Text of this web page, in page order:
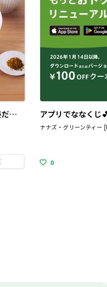
天然もち鮪のユッケどんぶり ～生姜だれ添え～ アプリでななくじ
ナナズ・グリーンティー
0